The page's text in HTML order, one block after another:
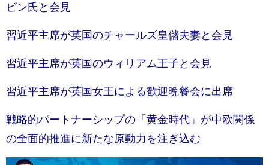
ビン氏と会見
習近平主席が英国のチャールズ皇儲夫妻と会見
習近平主席が英国のウィリアム王子と会見
習近平主席が英国女王による歓迎晩餐会に出席
戦略的パートナーシップの「黄金時代」が中欧関係
の全面的推進に新たな原動力を注ぎ込む